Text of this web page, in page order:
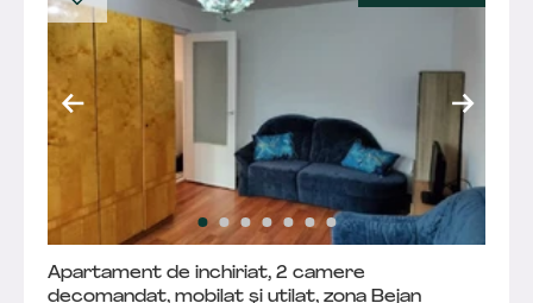
Apartament de inchiriat, 2 camere
decomandat, mobilat și utilat, zona Bejan